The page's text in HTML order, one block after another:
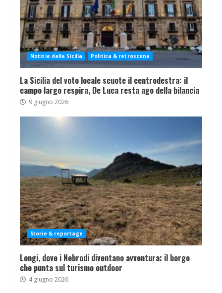
Notizie dalla Sicilia Politica & retroscena
La Sicilia del voto locale scuote il centrodestra: il
campo largo respira, De Luca resta ago della bilancia
9 giugno 2026
Storie & reportage
Longi, dove i Nebrodi diventano avventura: il borgo
che punta sul turismo outdoor
4 giugno 2026